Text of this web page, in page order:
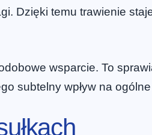
Dzięki temu trawienie
wsparcie. To
subtelny wpływ na